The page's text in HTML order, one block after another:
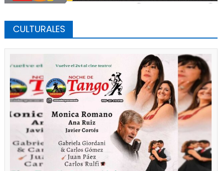
CULTURALES